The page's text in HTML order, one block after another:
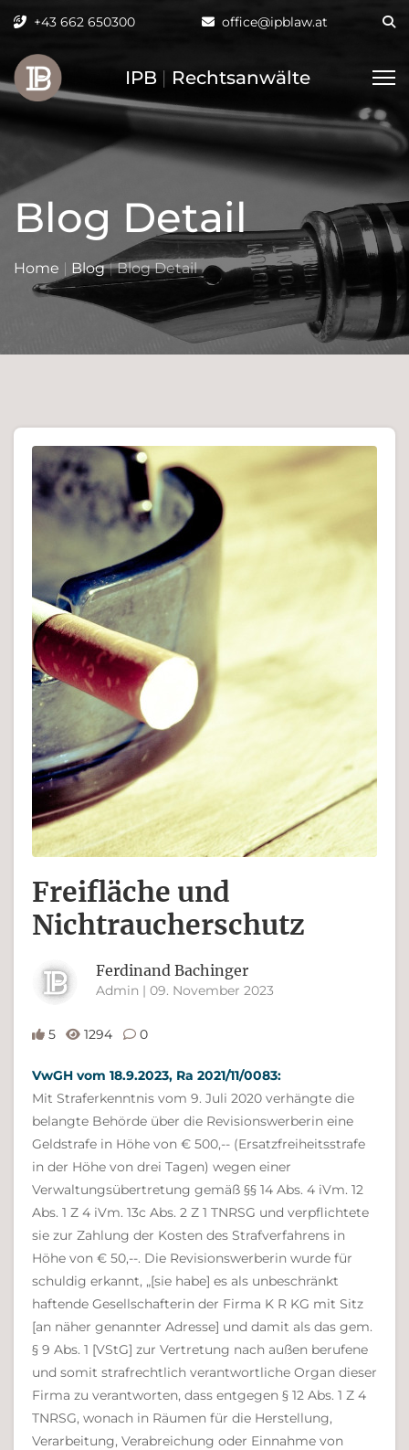
+43 662 650300 office@ipblaw.at
IPB | Rechtsanwälte
Blog Detail
Home | Blog|Blog Detail
Freifläche und
Nichtraucherschutz
Ferdinand Bachinger
Admin | 09. November 2023
5 1294 0
VwGH vom 18.9.2023, Ra 2021/11/0083:
Mit Straferkenntnis vom 9. Juli 2020 verhängte die
belangte Behörde über die Revisionswerberin eine
Geldstrafe in Höhe von € 500,-- (Ersatzfreiheitsstrafe
in der Höhe von drei Tagen) wegen einer
Verwaltungsübertretung gemäß §§ 14 Abs. 4 iVm. 12
Abs. 1 Z 4 iVm. 13c Abs. 2 Z 1 TNRSG und verpflichtete
sie zur Zahlung der Kosten des Strafverfahrens in
Höhe von € 50,--. Die Revisionswerberin wurde für
schuldig erkannt, „[sie habe] es als unbeschränkt
haftende Gesellschafterin der Firma K R KG mit Sitz
[an näher genannter Adresse] und damit als das gem.
§ 9 Abs. 1 [VStG] zur Vertretung nach außen berufene
und somit strafrechtlich verantwortliche Organ dieser
Firma zu verantworten, dass entgegen § 12 Abs. 1 Z 4
TNRSG, wonach in Räumen für die Herstellung,
Verarbeitung, Verabreichung oder Einnahme von